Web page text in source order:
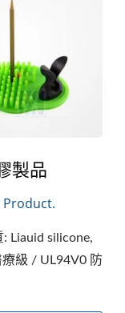
製品
Liauid silicone,
級 / UL94V0 防